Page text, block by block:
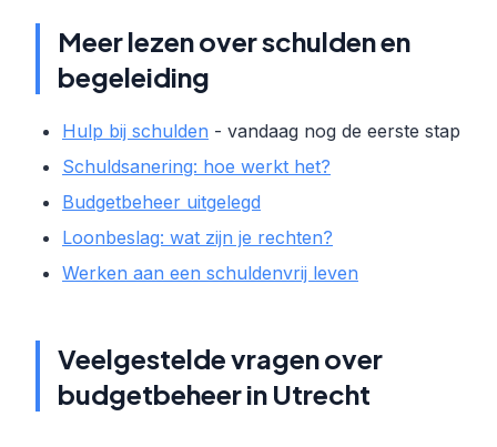
Meer lezen over schulden en
begeleiding
Hulp bij schulden - vandaag nog de eerste stap
Schuldsanering: hoe werkt het?
Budgetbeheer uitgelegd
Loonbeslag: wat zijn je rechten?
Werken aan een schuldenvrij leven
Veelgestelde vragen over
budgetbeheer in Utrecht